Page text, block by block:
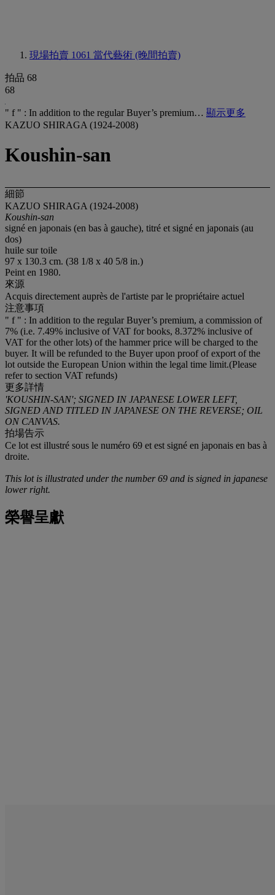
現場拍賣 1061 當代藝術 (晚間拍賣)
拍品 68
68
" f " : In addition to the regular Buyer’s premium… 顯示更多
KAZUO SHIRAGA (1924-2008)
Koushin-san
細節
KAZUO SHIRAGA (1924-2008)
Koushin-san
signé en japonais (en bas à gauche), titré et signé en japonais (au
dos)
huile sur toile
97 x 130.3 cm. (38 1/8 x 40 5/8 in.)
Peint en 1980.
來源
Acquis directement auprès de l'artiste par le propriétaire actuel
注意事項
" f " : In addition to the regular Buyer’s premium, a commission of
7% (i.e. 7.49% inclusive of VAT for books, 8.372% inclusive of
VAT for the other lots) of the hammer price will be charged to the
buyer. It will be refunded to the Buyer upon proof of export of the
lot outside the European Union within the legal time limit.(Please
refer to section VAT refunds)
更多詳情
'KOUSHIN-SAN'; SIGNED IN JAPANESE LOWER LEFT,
SIGNED AND TITLED IN JAPANESE ON THE REVERSE; OIL
ON CANVAS.
拍場告示
Ce lot est illustré sous le numéro 69 et est signé en japonais en bas à
droite.
This lot is illustrated under the number 69 and is signed in japanese
lower right.
榮譽呈獻